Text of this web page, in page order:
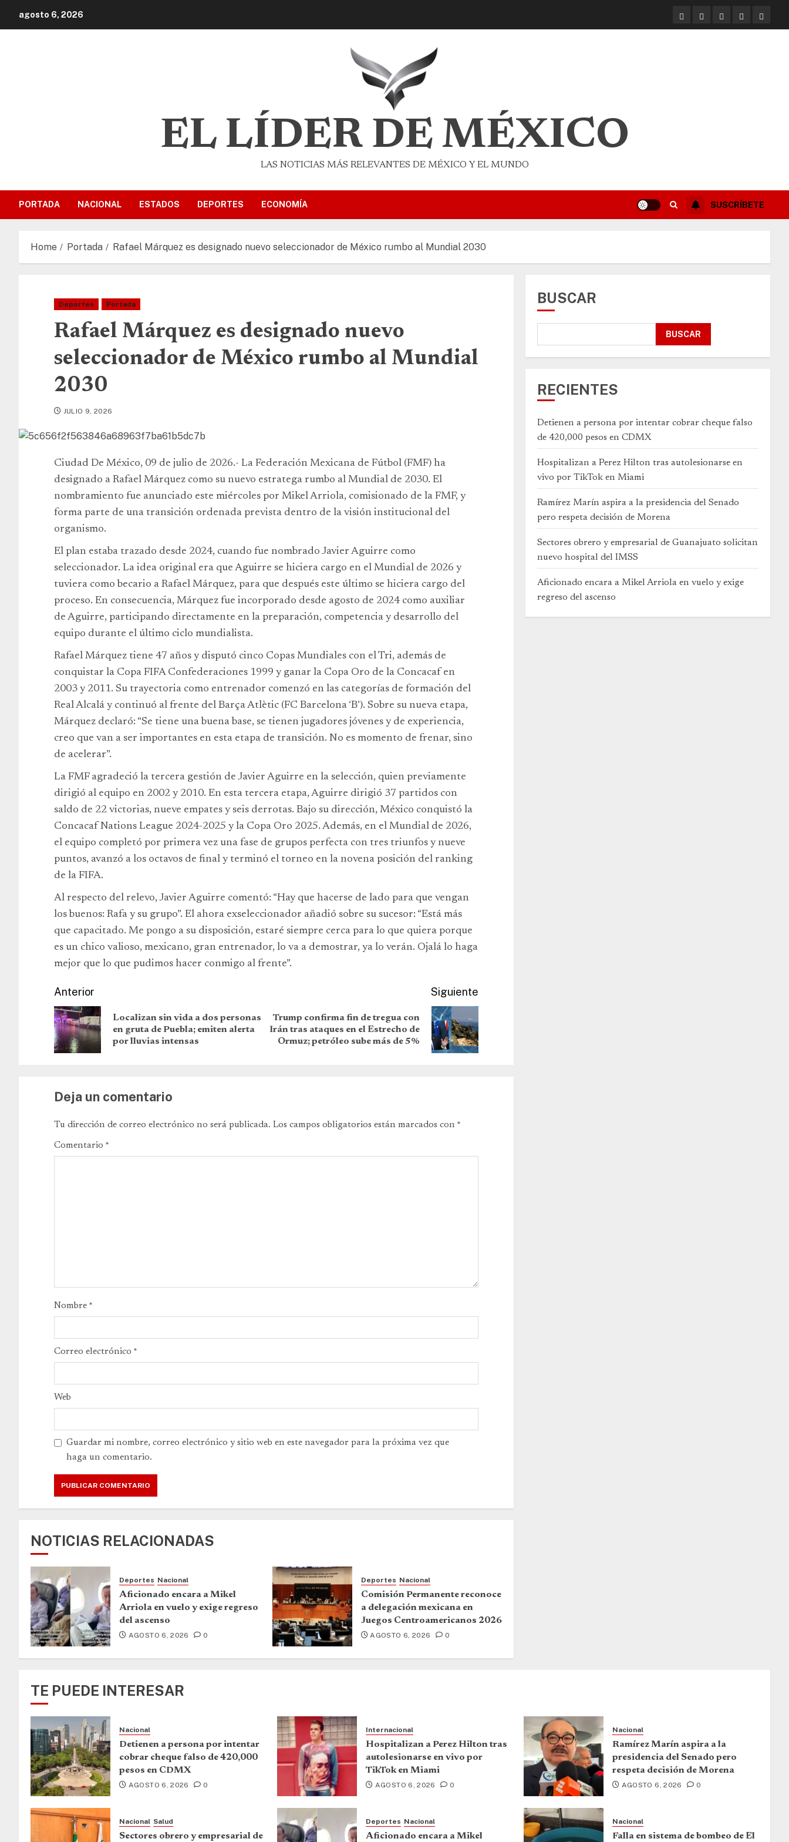
agosto 6, 2026
EL LÍDER DE MÉXICO
LAS NOTICIAS MÁS RELEVANTES DE MÉXICO Y EL MUNDO
PORTADA NACIONAL ESTADOS DEPORTES ECONOMÍA SUSCRÍBETE
Home Portada Rafael Márquez es designado nuevo seleccionador de México rumbo al Mundial 2030
Deportes Portada
Rafael Márquez es designado nuevo
seleccionador de México rumbo al Mundial
2030
JULIO 9, 2026
Ciudad De México, 09 de julio de 2026.- La Federación Mexicana de Fútbol (FMF) ha
designado a Rafael Márquez como su nuevo estratega rumbo al Mundial de 2030. El
nombramiento fue anunciado este miércoles por Mikel Arriola, comisionado de la FMF, y
forma parte de una transición ordenada prevista dentro de la visión institucional del
organismo.
El plan estaba trazado desde 2024, cuando fue nombrado Javier Aguirre como
seleccionador. La idea original era que Aguirre se hiciera cargo en el Mundial de 2026 y
tuviera como becario a Rafael Márquez, para que después este último se hiciera cargo del
proceso. En consecuencia, Márquez fue incorporado desde agosto de 2024 como auxiliar
de Aguirre, participando directamente en la preparación, competencia y desarrollo del
equipo durante el último ciclo mundialista.
Rafael Márquez tiene 47 años y disputó cinco Copas Mundiales con el Tri, además de
conquistar la Copa FIFA Confederaciones 1999 y ganar la Copa Oro de la Concacaf en
2003 y 2011. Su trayectoria como entrenador comenzó en las categorías de formación del
Real Alcalá y continuó al frente del Barça Atlètic (FC Barcelona ‘B’). Sobre su nueva etapa,
Márquez declaró: “Se tiene una buena base, se tienen jugadores jóvenes y de experiencia,
creo que van a ser importantes en esta etapa de transición. No es momento de frenar, sino
de acelerar”.
La FMF agradeció la tercera gestión de Javier Aguirre en la selección, quien previamente
dirigió al equipo en 2002 y 2010. En esta tercera etapa, Aguirre dirigió 37 partidos con
saldo de 22 victorias, nueve empates y seis derrotas. Bajo su dirección, México conquistó la
Concacaf Nations League 2024-2025 y la Copa Oro 2025. Además, en el Mundial de 2026,
el equipo completó por primera vez una fase de grupos perfecta con tres triunfos y nueve
puntos, avanzó a los octavos de final y terminó el torneo en la novena posición del ranking
de la FIFA.
Al respecto del relevo, Javier Aguirre comentó: “Hay que hacerse de lado para que vengan
los buenos: Rafa y su grupo”. El ahora exseleccionador añadió sobre su sucesor: “Está más
que capacitado. Me pongo a su disposición, estaré siempre cerca para lo que quiera porque
es un chico valioso, mexicano, gran entrenador, lo va a demostrar, ya lo verán. Ojalá lo haga
mejor que lo que pudimos hacer conmigo al frente”.
Anterior
Localizan sin vida a dos personas
en gruta de Puebla; emiten alerta
por lluvias intensas
Siguiente
Trump confirma fin de tregua con
Irán tras ataques en el Estrecho de
Ormuz; petróleo sube más de 5%
Deja un comentario
Tu dirección de correo electrónico no será publicada. Los campos obligatorios están marcados con *
Comentario *
Nombre *
Correo electrónico *
Web
Guardar mi nombre, correo electrónico y sitio web en este navegador para la próxima vez que
haga un comentario.
NOTICIAS RELACIONADAS
Deportes Nacional
Aficionado encara a Mikel
Arriola en vuelo y exige regreso
del ascenso
AGOSTO 6, 2026 0
Deportes Nacional
Comisión Permanente reconoce
a delegación mexicana en
Juegos Centroamericanos 2026
AGOSTO 6, 2026 0
BUSCAR
BUSCAR
RECIENTES
Detienen a persona por intentar cobrar cheque falso
de 420,000 pesos en CDMX
Hospitalizan a Perez Hilton tras autolesionarse en
vivo por TikTok en Miami
Ramírez Marín aspira a la presidencia del Senado
pero respeta decisión de Morena
Sectores obrero y empresarial de Guanajuato solicitan
nuevo hospital del IMSS
Aficionado encara a Mikel Arriola en vuelo y exige
regreso del ascenso
TE PUEDE INTERESAR
Nacional
Detienen a persona por intentar
cobrar cheque falso de 420,000
pesos en CDMX
AGOSTO 6, 2026 0
Internacional
Hospitalizan a Perez Hilton tras
autolesionarse en vivo por
TikTok en Miami
AGOSTO 6, 2026 0
Nacional
Ramírez Marín aspira a la
presidencia del Senado pero
respeta decisión de Morena
AGOSTO 6, 2026 0
Nacional Salud
Sectores obrero y empresarial de
Deportes Nacional
Aficionado encara a Mikel
Nacional
Falla en sistema de bombeo de El